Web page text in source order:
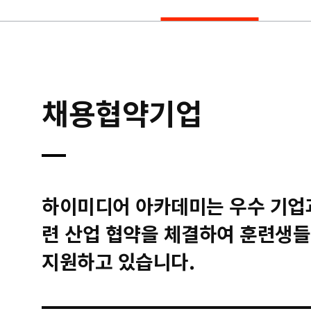
채용협약기업
하이미디어 아카데미는 우수 기
련 산업 협약을 체결하여 훈련생
지원하고 있습니다.